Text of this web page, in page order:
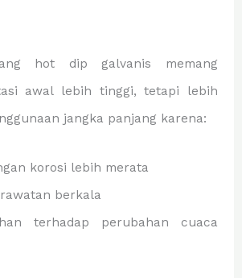
hot dip galvanis memang
awal lebih tinggi, tetapi lebih
jangka panjang karena:
korosi lebih merata
berkala
terhadap perubahan cuaca